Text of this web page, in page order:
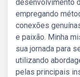
desenvolvimento
empregando
conexões
e paixão. Minha
sua jornada para
utilizando
pelas principais